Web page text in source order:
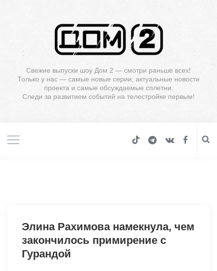
Свежие выпуски шоу Дом 2 — смотри раньше всех!
Только у нас — самые новые серии, актуальные новости
проекта и самые обсуждаемые сплетни.
Следи за развитием событий на телестройке первым!
Элина Рахимова намекнула, чем
закончилось примирение с
Гурандой